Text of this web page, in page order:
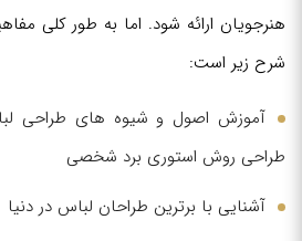
هنرجویان ارائه شود. اما به طور کلی
شرح زیر است:
آموزش اصول و شیوه های طراحی
طراحی روش استوری برد شخصی
آشنایی با برترین طراحان لباس در دنیا